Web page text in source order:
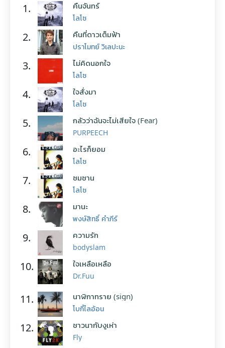
1. คืนจันทร์
โลโซ
2. คืนที่ดาวเต็มฟ้า
ปราโมทย์ วิเลปะนะ
3. ไม่คิดนอกใจ
โลโซ
4. ใจสั่งมา
โลโซ
5. กลัวว่าฉันจะไม่เสียใจ (Fear)
PURPEECH
6. อะไรก็ยอม
โลโซ
7. ซมซาน
โลโซ
8. มานะ
พงษ์สิทธิ์ คำภีร์
9. ความรัก
bodyslam
10. ใจเหลือเหลือ
Dr.Fuu
11. นาฬิกาทราย (sign)
โบกี้ไลอ้อน
12. ชาวนากับงูเห่า
Fly